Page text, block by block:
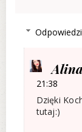
Odpowiedzi
21:38
Dzięki
tutaj:)